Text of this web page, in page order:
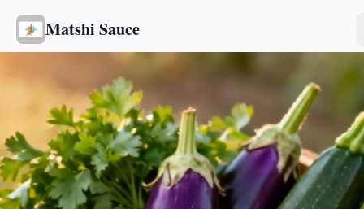
Matshi Sauce